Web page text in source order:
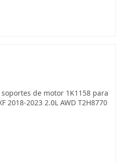
soportes de motor 1K1158 para
2018-2023 2.0L AWD T2H8770